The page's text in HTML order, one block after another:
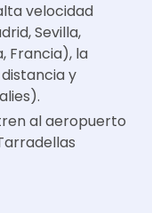
velocidad
Sevilla,
Francia), la
y
al aeropuerto